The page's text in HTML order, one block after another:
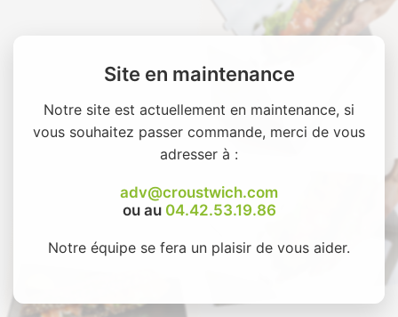
Site en maintenance
Notre site est actuellement en maintenance, si
vous souhaitez passer commande, merci de vous
adresser à :
adv@croustwich.com
ou au 04.42.53.19.86
Notre équipe se fera un plaisir de vous aider.